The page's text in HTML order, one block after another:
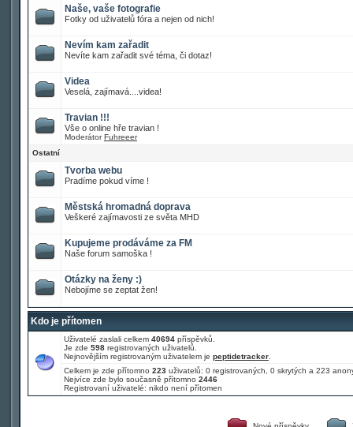
Naše, vaše fotografie
Fotky od uživatelů fóra a nejen od nich!
Nevím kam zařadit
Nevíte kam zařadit své téma, či dotaz!
Videa
Veselá, zajímavá....videa!
Travian !!!
Vše o online hře travian !
ModerátorFuhreeer
Ostatní
Tvorba webu
Pradíme pokud víme !
Městská hromadná doprava
Veškeré zajímavosti ze světa MHD
Kupujeme prodáváme za FM
Naše forum samoška !
Otázky na ženy :)
Nebojíme se zeptat žen!
Kdo je přítomen
Uživatelé zaslali celkem 40694 příspěvků.
Je zde 598 registrovaných uživatelů.
Nejnovějším registrovaným uživatelem je peptidetracker
Celkem je zde přítomno 223 uživatelů: 0 registrovaných, 0 skrytých a 223
Nejvíce zde bylo současně přítomno 2446
Registrovaní uživatelé: nikdo není přítomen